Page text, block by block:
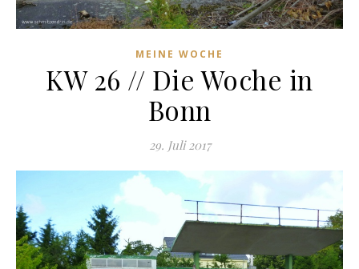
MEINE WOCHE
KW 26 // Die Woche in
Bonn
29. Juli 2017